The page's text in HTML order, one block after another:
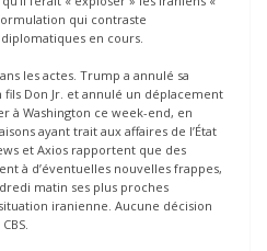
qui contraste
en cours.
les actes. Trump a annulé sa
Don Jr. et annulé un déplacement
à Washington ce week-end, en
ayant trait aux affaires de l’État
et Axios rapportent que des
à d’éventuelles nouvelles frappes,
matin ses plus proches
iranienne. Aucune décision